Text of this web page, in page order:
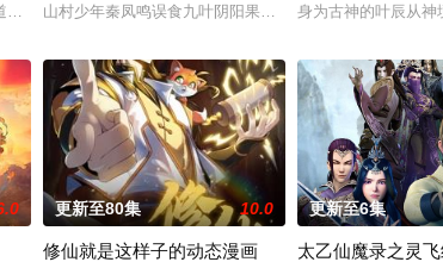
宰》，讲述了热血少年修仙逆袭的故事。凌霄18岁被威俊天
山村少年秦凤鸣误食九叶阴阳果，由此踏入修真路，炼
身为古神的叶辰从神
更新至80集 10.0
修仙就是这样子的动态漫画
更新至6集
太乙仙魔录之灵